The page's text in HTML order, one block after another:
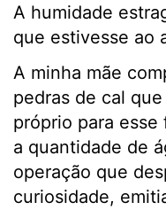
A humidade
que estivesse ao
A minha mãe
pedras de cal
próprio para
a quantidade de
operação que
curiosidade,